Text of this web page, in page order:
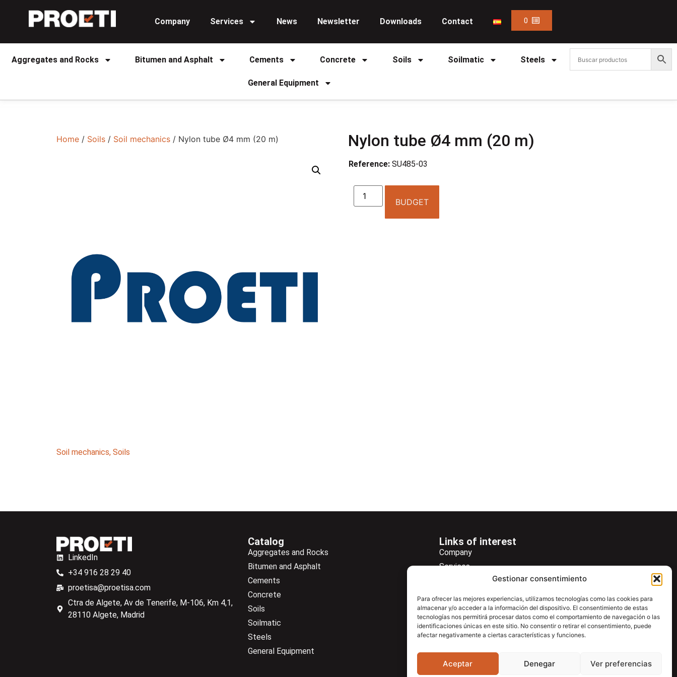
Gestionar consentimiento
Para ofrecer las mejores experiencias, utilizamos tecnologías como las cookies para
almacenar y/o acceder a la información del dispositivo. El consentimiento de estas
tecnologías nos permitirá procesar datos como el comportamiento de navegación o las
identificaciones únicas en este sitio. No consentir o retirar el consentimiento, puede
afectar negativamente a ciertas características y funciones.
Aceptar Denegar Ver preferencias
Company Services News Newsletter Downloads Contact 0
Aggregates and Rocks Bitumen and Asphalt Cements Concrete Soils Soilmatic Steels
General Equipment
Home / Soils / Soil mechanics / Nylon tube Ø4 mm (20 m)
Soil mechanics, Soils
Nylon tube Ø4 mm (20 m)
Reference: SU485-03
BUDGET
LinkedIn
+34 916 28 29 40
proetisa@proetisa.com
Ctra de Algete, Av de Tenerife, M-106, Km 4,1,
28110 Algete, Madrid
Catalog
Aggregates and Rocks
Bitumen and Asphalt
Cements
Concrete
Soils
Soilmatic
Steels
General Equipment
Links of interest
Company
Services
Newsletter
Download
Contac